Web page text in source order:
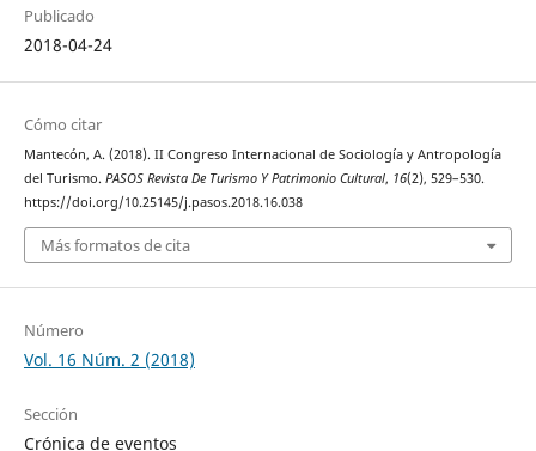
Publicado
2018-04-24
Cómo citar
Mantecón, A. (2018). II Congreso Internacional de Sociología y Antropología
del Turismo. PASOS Revista De Turismo Y Patrimonio Cultural, 16(2), 529–530.
https://doi.org/10.25145/j.pasos.2018.16.038
Más formatos de cita
Número
Vol. 16 Núm. 2 (2018)
Sección
Crónica de eventos